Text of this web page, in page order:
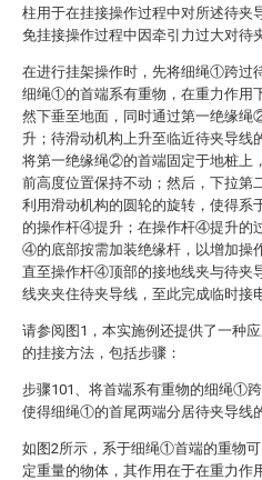
柱用于在挂接操作过程中对所述待夹
免挂接操作过程中因牵引力过大对待
在进行挂架操作时，先将细绳①跨过
细绳①的首端系有重物，在重力作用
然下垂至地面，同时通过第一绝缘
升；待滑动机构上升至临近待夹导线
将第一绝缘绳②的首端固定于地桩上
前高度位置保持不动；然后，下拉第
利用滑动机构的圆轮的旋转，使得
的操作杆④提升；在操作杆④提升的
④的底部按需加装绝缘杆，以增加操
直至操作杆④顶部的接地线夹与待夹
线夹夹住待夹导线，至此完成临时接
请参阅图1，本实施例还提供了一种
的挂接方法，包括步骤：
步骤101、将首端系有重物的细绳①跨
使得细绳①的首尾两端分居待夹导线
如图2所示，系于细绳①首端的重物
定重量的物体，其作用在于在重力